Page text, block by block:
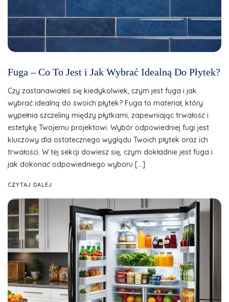
Fuga – Co To Jest i Jak Wybrać Idealną Do Płytek?
Czy zastanawiałeś się kiedykolwiek, czym jest fuga i jak
wybrać idealną do swoich płytek? Fuga to materiał, który
wypełnia szczeliny między płytkami, zapewniając trwałość i
estetykę Twojemu projektowi. Wybór odpowiedniej fugi jest
kluczowy dla ostatecznego wyglądu Twoich płytek oraz ich
trwałości. W tej sekcji dowiesz się, czym dokładnie jest fuga i
jak dokonać odpowiedniego wyboru […]
CZYTAJ DALEJ